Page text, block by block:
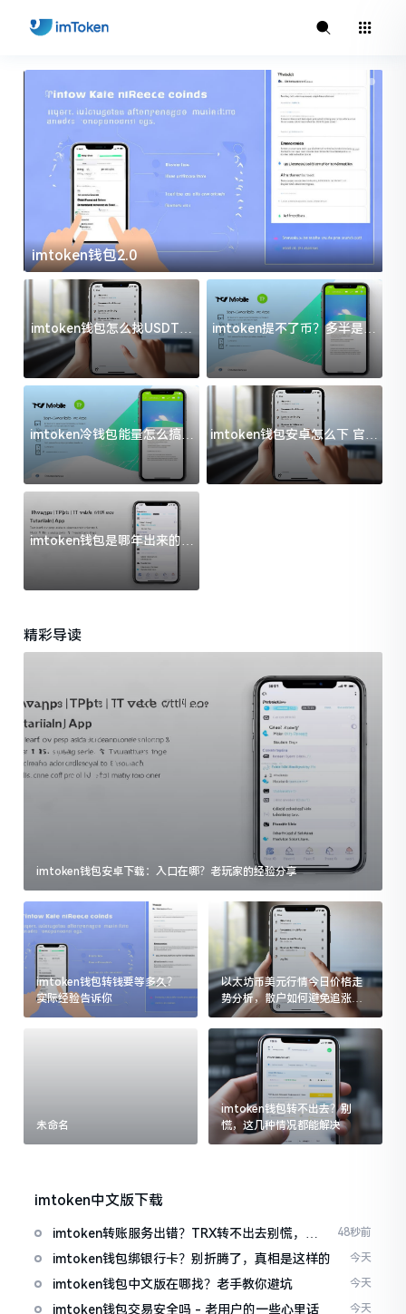
imtoken钱包2.0
imtoken钱包怎么找USDT地
址？三步搞定不踩坑
imtoken提不了币？多半是这
几件事没处理好
imtoken冷钱包能量怎么搞？
过来人告诉你门道
imtoken钱包安卓怎么下 官方
渠道避坑指南
imtoken钱包是哪年出来的？
一文给你说清楚
精彩导读
imtoken钱包安卓下载：入口在哪？老玩家的经验分享
imtoken钱包转钱要等多久？
实际经验告诉你
以太坊币美元行情今日价格走
势分析，散户如何避免追涨杀
跌被套牢
未命名
imtoken钱包转不出去？别
慌，这几种情况都能解决
imtoken中文版下载
imtoken转账服务出错？TRX转不出去别慌，这
几招试试
48秒前
imtoken钱包绑银行卡？别折腾了，真相是这样的 今天
imtoken钱包中文版在哪找？老手教你避坑 今天
imtoken钱包交易安全吗 - 老用户的一些心里话 今天